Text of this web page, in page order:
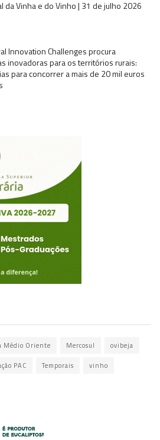
da Vinha e do Vinho | 31 de julho 2026
Innovation Challenges procura
inovadoras para os territórios rurais:
para concorrer a mais de 20 mil euros
Médio Oriente Mercosul ovibeja
PAC Temporais vinho